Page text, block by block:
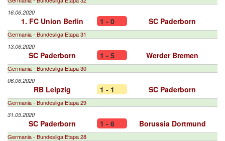
16.06.2020
1. FC Union Berlin 1 - 0 SC Paderborn
Germania - Bundesliga Etapa 31
13.06.2020
SC Paderborn 1 - 5 Werder Bremen
Germania - Bundesliga Etapa 30
06.06.2020
RB Leipzig 1 - 1 SC Paderborn
Germania - Bundesliga Etapa 29
31.05.2020
SC Paderborn 1 - 6 Borussia Dortmund
Germania - Bundesliga Etapa 28